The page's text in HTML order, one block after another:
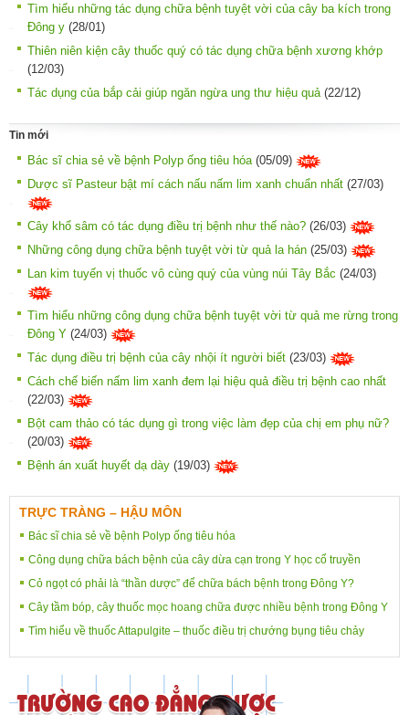
Tìm hiểu những tác dụng chữa bệnh tuyệt vời của cây ba kích trong
Đông y (28/01)
Thiên niên kiện cây thuốc quý có tác dụng chữa bệnh xương khớp
(12/03)
Tác dụng của bắp cải giúp ngăn ngừa ung thư hiệu quả (22/12)
Tin mới
Bác sĩ chia sẻ về bệnh Polyp ống tiêu hóa(05/09)
Dược sĩ Pasteur bật mí cách nấu nấm lim xanh chuẩn nhất (27/03)
Cây khổ sâm có tác dụng điều trị bệnh như thế nào? (26/03)
Những công dụng chữa bệnh tuyệt vời từ quả la hán (25/03)
Lan kim tuyến vị thuốc vô cùng quý của vùng núi Tây Bắc (24/03)
Tìm hiểu những công dụng chữa bệnh tuyệt vời từ quả me rừng trong
Đông Y (24/03)
Tác dụng điều trị bệnh của cây nhội ít người biết (23/03)
Cách chế biến nấm lim xanh đem lại hiệu quả điều trị bệnh cao nhất
(22/03)
Bột cam thảo có tác dụng gì trong việc làm đẹp của chị em phụ nữ?
(20/03)
Bệnh án xuất huyết dạ dày (19/03)
TRỰC TRÀNG – HẬU MÔN
Bác sĩ chia sẻ về bệnh Polyp ống tiêu hóa
Công dụng chữa bách bệnh của cây dừa cạn trong Y học cổ truyền
Cỏ ngọt có phải là “thần dược” để chữa bách bệnh trong Đông Y?
Cây tầm bóp, cây thuốc mọc hoang chữa được nhiều bệnh trong Đông Y
Tìm hiểu về thuốc Attapulgite – thuốc điều trị chướng bụng tiêu chảy